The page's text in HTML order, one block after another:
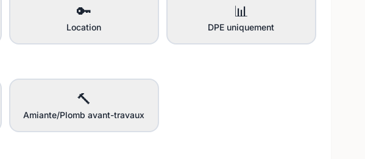
🔑
Location
📊
DPE uniquement
🔨
Amiante/Plomb avant-travaux